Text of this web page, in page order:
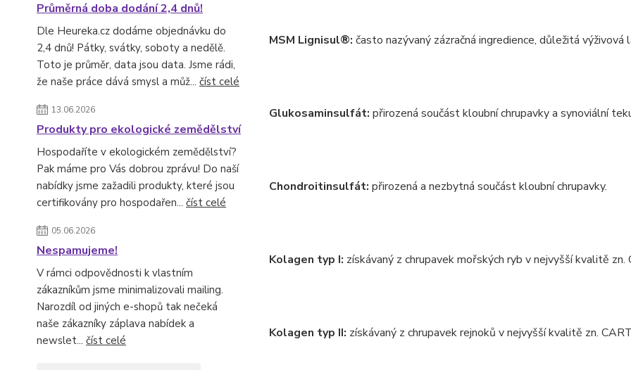
Průměrná doba dodání 2,4 dnů!
Dle Heureka.cz dodáme objednávku do
2,4 dnů! Pátky, svátky, soboty a nedělě.
Toto je průměr, data jsou data. Jsme rádi,
že naše práce dává smysl a můž... číst celé
13.06.2026
Produkty pro ekologické zemědělství
Hospodaříte v ekologickém zemědělství?
Pak máme pro Vás dobrou zprávu! Do naší
nabídky jsme zažadili produkty, které jsou
certifikovány pro hospodařen... číst celé
05.06.2026
Nespamujeme!
V rámci odpovědnosti k vlastním
zákazníkům jsme minimalizovali mailing.
Narozdíl od jiných e-shopů tak nečeká
naše zákazníky záplava nabídek a
newslet... číst celé
MSM Lignisul®: často nazývaný zázračná ingredience, důležitá
Glukosaminsulfát: přirozená součást kloubní chrupavky a synoviální
Chondroitinsulfát: přirozená a nezbytná součást kloubní chrupavky.
Kolagen typ I: získávaný z chrupavek mořských ryb v nejvyšší kvalitě zn.
Kolagen typ II: získávaný z chrupavek rejnoků v nejvyšší kvalitě zn.